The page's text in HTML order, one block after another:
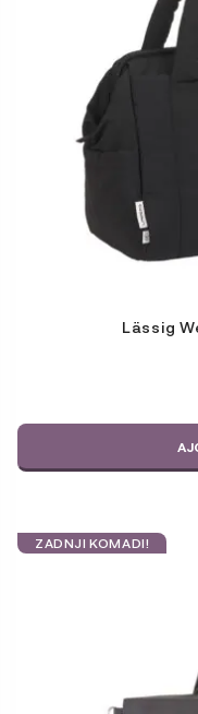
Lässig
ZADNJI KOMADI!